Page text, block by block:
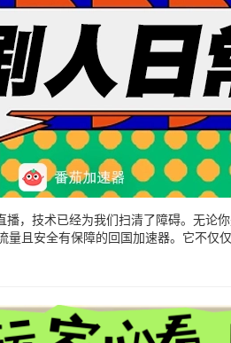
播，技术已经为我们扫清了障碍。无
且安全有保障的回国加速器。它不